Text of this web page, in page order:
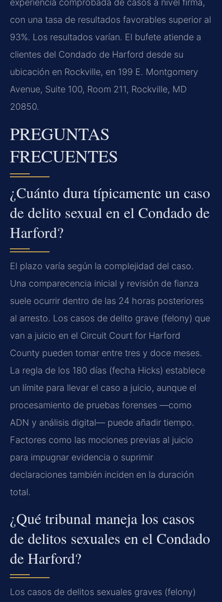
experiencia comprobada de casos a nivel firma,
con una tasa de resultados favorables superior al
93%. Los resultados varían. El bufete atiende a
clientes del Condado de Harford desde su
ubicación en Rockville, en 199 E. Montgomery
Avenue, Suite 100, Room 211, Rockville, MD
20850.
PREGUNTAS
FRECUENTES
¿Cuánto dura típicamente un caso
de delito sexual en el Condado de
Harford?
El plazo varía según la complejidad del caso.
Una comparecencia inicial y revisión de fianza
suele ocurrir dentro de las 24 horas posteriores
al arresto. Los casos de delito grave (felony) que
van a juicio en el Circuit Court for Harford
County pueden tomar entre tres y doce meses.
La regla de los 180 días (fecha Hicks) establece
un límite para llevar el caso a juicio, aunque el
procesamiento de pruebas forenses —como
ADN y análisis digital— puede añadir tiempo.
Factores como las mociones previas al juicio
para impugnar evidencia o suprimir
declaraciones también inciden en la duración
total.
¿Qué tribunal maneja los casos
de delitos sexuales en el Condado
de Harford?
Los casos de delitos sexuales graves (felony)